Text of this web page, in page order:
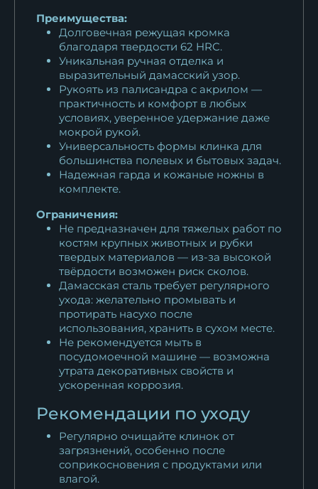
Преимущества:
Долговечная режущая кромка
благодаря твердости 62 HRC.
Уникальная ручная отделка и
выразительный дамасский узор.
Рукоять из палисандра с акрилом —
практичность и комфорт в любых
условиях, уверенное удержание даже
мокрой рукой.
Универсальность формы клинка для
большинства полевых и бытовых задач.
Надежная гарда и кожаные ножны в
комплекте.
Ограничения:
Не предназначен для тяжелых работ по
костям крупных животных и рубки
твердых материалов — из-за высокой
твёрдости возможен риск сколов.
Дамасская сталь требует регулярного
ухода: желательно промывать и
протирать насухо после
использования, хранить в сухом месте.
Не рекомендуется мыть в
посудомоечной машине — возможна
утрата декоративных свойств и
ускоренная коррозия.
Рекомендации по уходу
Регулярно очищайте клинок от
загрязнений, особенно после
соприкосновения с продуктами или
влагой.